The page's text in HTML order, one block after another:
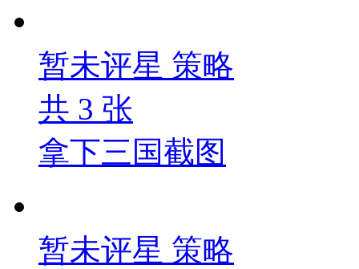
暂未评星 策略
共 3 张
拿下三国截图
暂未评星 策略